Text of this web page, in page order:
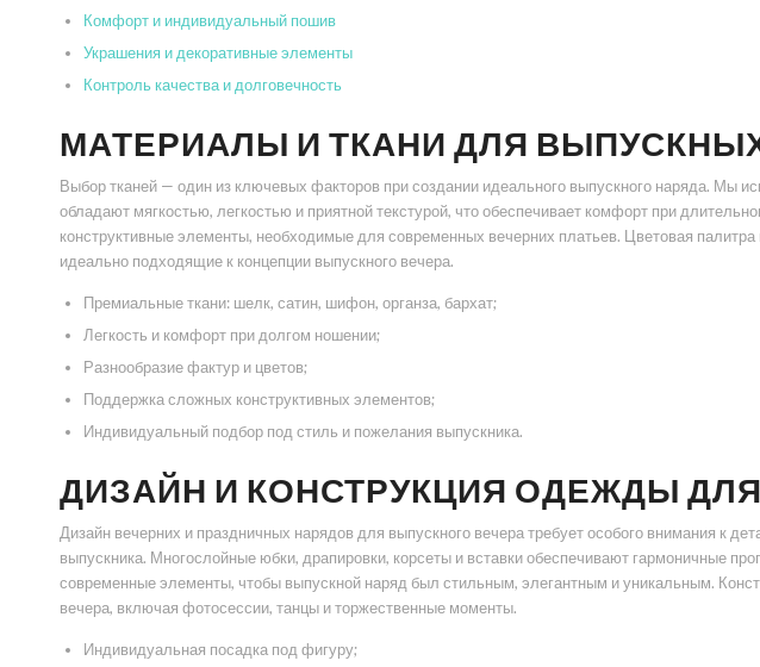
Комфорт и индивидуальный пошив
Украшения и декоративные элементы
Контроль качества и долговечность
МАТЕРИАЛЫ И ТКАНИ ДЛЯ
Выбор тканей — один из ключевых факторов при создании идеального выпускного наряда. Мы
обладают мягкостью, легкостью и приятной текстурой, что обеспечивает комфорт при
конструктивные элементы, необходимые для современных вечерних платьев. Цветовая
идеально подходящие к концепции выпускного вечера.
Премиальные ткани: шелк, сатин, шифон, органза, бархат;
Легкость и комфорт при долгом ношении;
Разнообразие фактур и цветов;
Поддержка сложных конструктивных элементов;
Индивидуальный подбор под стиль и пожелания выпускника.
ДИЗАЙН И КОНСТРУКЦИЯ ОДЕЖДЫ
Дизайн вечерних и праздничных нарядов для выпускного вечера требует особого внимания
выпускника. Многослойные юбки, драпировки, корсеты и вставки обеспечивают гармоничные
современные элементы, чтобы выпускной наряд был стильным, элегантным и уникальным.
вечера, включая фотосессии, танцы и торжественные моменты.
Индивидуальная посадка под фигуру;